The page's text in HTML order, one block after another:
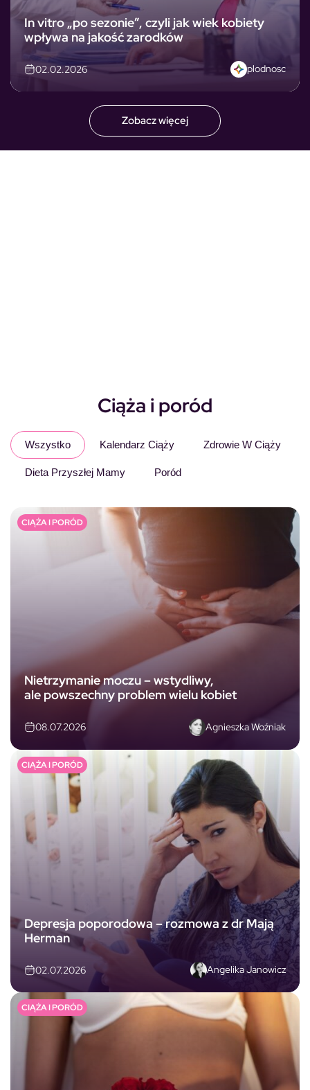
In vitro „po sezonie”, czyli jak wiek kobiety
wpływa na jakość zarodków
02.02.2026 plodnosc
Zobacz więcej
Ciąża i poród
Wszystko Kalendarz Ciąży Zdrowie W Ciąży
Dieta Przyszłej Mamy Poród
Nietrzymanie moczu – wstydliwy,
ale powszechny problem wielu kobiet
08.07.2026 Agnieszka Woźniak
CIĄŻA I PORÓD
Depresja poporodowa – rozmowa z dr Mają
Herman
02.07.2026 Angelika Janowicz
CIĄŻA I PORÓD
CIĄŻA I PORÓD